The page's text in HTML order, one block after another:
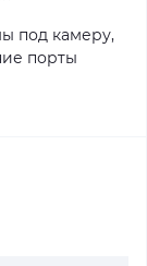
под камеру,
порты